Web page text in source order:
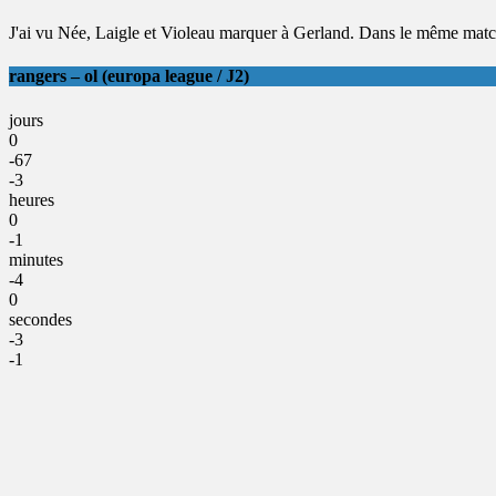
J'ai vu Née, Laigle et Violeau marquer à Gerland. Dans le même
rangers – ol (europa league / J2)
jours
0
-67
-3
heures
0
-1
minutes
-4
0
secondes
-3
-1